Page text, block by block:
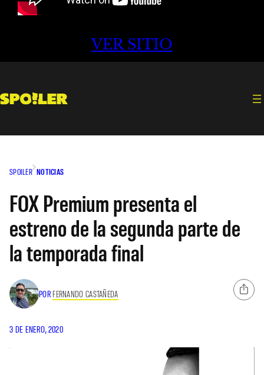
VER SITIO
SPOILER NOTICIAS
FOX Premium presenta el
estreno de la segunda parte de
la temporada final
POR FERNANDO CASTAÑEDA
3 DE ENERO, 2020